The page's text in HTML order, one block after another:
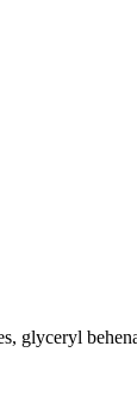
glyceryl